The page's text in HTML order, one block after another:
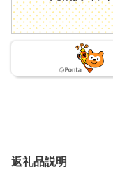
返礼品説明